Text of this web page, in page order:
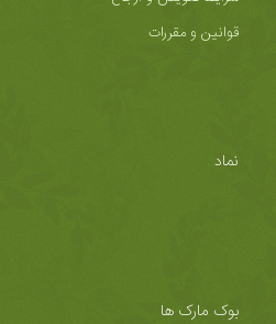
قوانین و مقررات
نماد
بوک مارک ها